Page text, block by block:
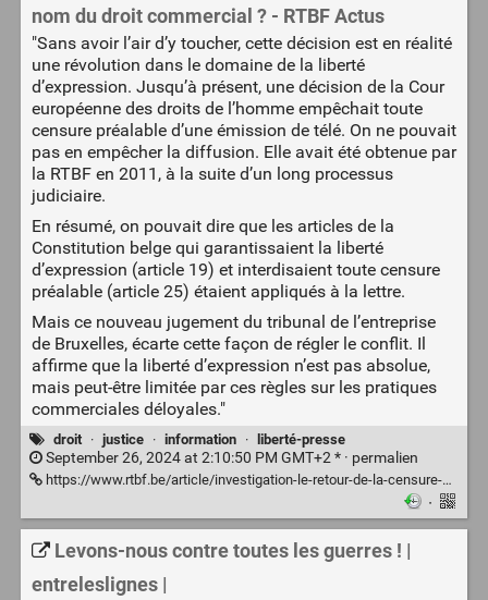
nom du droit commercial ? - RTBF Actus
"Sans avoir l’air d’y toucher, cette décision est en réalité
une révolution dans le domaine de la liberté
d’expression. Jusqu’à présent, une décision de la Cour
européenne des droits de l’homme empêchait toute
censure préalable d’une émission de télé. On ne pouvait
pas en empêcher la diffusion. Elle avait été obtenue par
la RTBF en 2011, à la suite d’un long processus
judiciaire.
En résumé, on pouvait dire que les articles de la
Constitution belge qui garantissaient la liberté
d’expression (article 19) et interdisaient toute censure
préalable (article 25) étaient appliqués à la lettre.
Mais ce nouveau jugement du tribunal de l’entreprise
de Bruxelles, écarte cette façon de régler le conflit. Il
affirme que la liberté d’expression n’est pas absolue,
mais peut-être limitée par ces règles sur les pratiques
commerciales déloyales."
droit · justice · information · liberté-presse
September 26, 2024 at 2:10:50 PM GMT+2 * · permalien
https://www.rtbf.be/article/investigation-le-retour-de-la-censure-au-nom-du-droit-commercial-11439768
·
Levons-nous contre toutes les guerres ! |
entreleslignes |